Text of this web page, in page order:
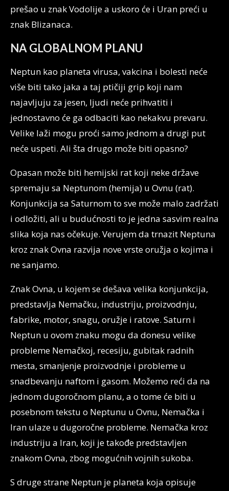
prešao u znak Vodolije a uskoro će i Uran preći u
znak Blizanaca.
NA GLOBALNOM PLANU
Neptun kao planeta virusa, vakcina i bolesti neće
više biti tako jaka a taj ptičiji grip koji nam
najavljuju za jesen, ljudi neće prihvatiti i
jednostavno će ga odbaciti kao nekakvu prevaru.
Velike laži mogu proći samo jednom a drugi put
neće uspeti. Ali šta drugo može biti opasno?
Opasan može biti hemijski rat koji neke države
spremaju sa Neptunom (hemija) u Ovnu (rat).
Konjunkcija sa Saturnom to sve može malo zadržati
i odložiti, ali u budućnosti to je jedna sasvim realna
slika koja nas očekuje. Verujem da trnazit Neptuna
kroz znak Ovna razvija nove vrste oružja o kojima i
ne sanjamo.
Znak Ovna, u kojem se dešava velika konjunkcija,
predstavlja Nemačku, industriju, proizvodnju,
fabrike, motor, snagu, oružje i ratove. Saturn i
Neptun u ovom znaku mogu da donesu velike
probleme Nemačkoj, recesiju, gubitak radnih
mesta, smanjenje proizvodnje i probleme u
snadbevanju naftom i gasom. Možemo reći da na
jednom dugoročnom planu, a o tome će biti u
posebnom tekstu o Neptunu u Ovnu, Nemačka i
Iran ulaze u dugoročne probleme. Nemačka kroz
industriju a Iran, koji je takođe predstavljen
znakom Ovna, zbog mogućnih vojnih sukoba.
S druge strane Neptun je planeta koja opisuje